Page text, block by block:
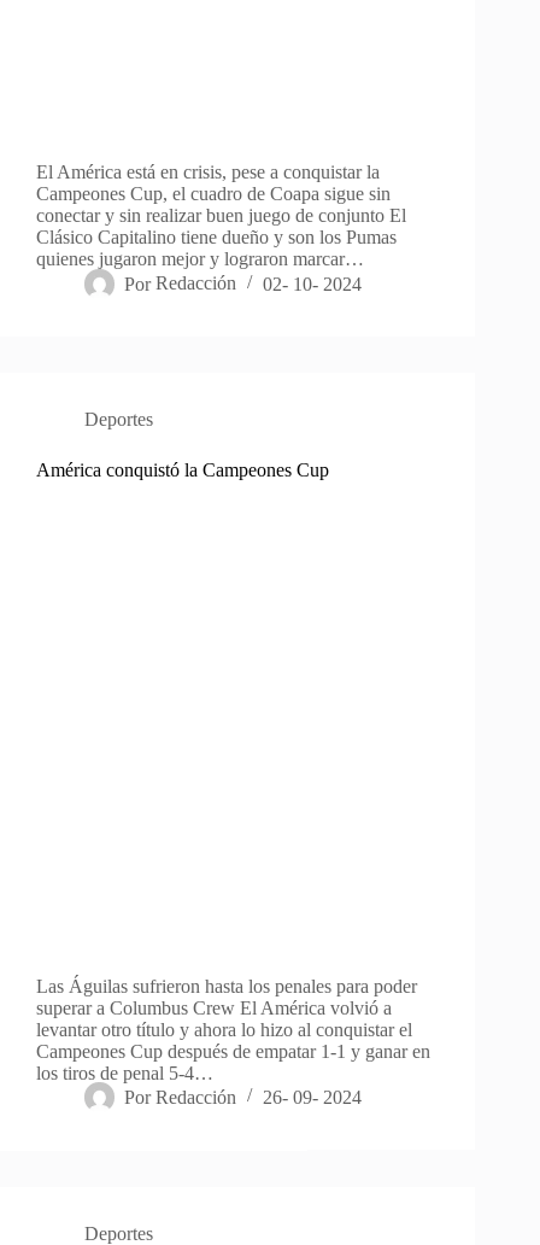
El América está en crisis, pese a conquistar la
Campeones Cup, el cuadro de Coapa sigue sin
conectar y sin realizar buen juego de conjunto El
Clásico Capitalino tiene dueño y son los Pumas
quienes jugaron mejor y lograron marcar…
Por Redacción 02- 10- 2024
Deportes
América conquistó la Campeones Cup
Las Águilas sufrieron hasta los penales para poder
superar a Columbus Crew El América volvió a
levantar otro título y ahora lo hizo al conquistar el
Campeones Cup después de empatar 1-1 y ganar en
los tiros de penal 5-4…
Por Redacción 26- 09- 2024
Deportes